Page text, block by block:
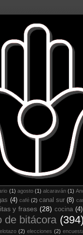
(1) agosto (1) alcaraván (1)
(4) café (2) canal sur (8)
y frases (28) cocina (4)
de bitácora (394)
(2) elecciones (2)